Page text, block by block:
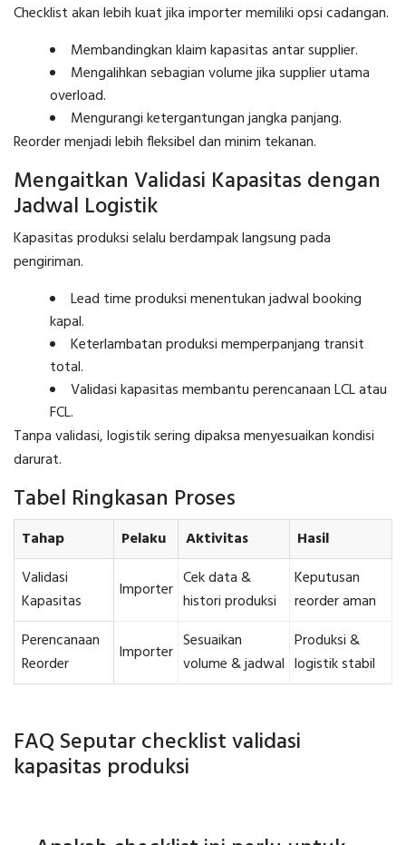
Checklist akan lebih kuat jika importer memiliki opsi cadangan.
Membandingkan klaim kapasitas antar supplier.
Mengalihkan sebagian volume jika supplier utama
overload.
Mengurangi ketergantungan jangka panjang.
Reorder menjadi lebih fleksibel dan minim tekanan.
Mengaitkan Validasi Kapasitas dengan
Jadwal Logistik
Kapasitas produksi selalu berdampak langsung pada
pengiriman.
Lead time produksi menentukan jadwal booking
kapal.
Keterlambatan produksi memperpanjang transit
total.
Validasi kapasitas membantu perencanaan LCL atau
FCL.
Tanpa validasi, logistik sering dipaksa menyesuaikan kondisi
darurat.
Tabel Ringkasan Proses
Tahap Pelaku Aktivitas
Hasil
Validasi
Kapasitas
Importer Cek data &
histori produksi
Keputusan
reorder aman
Perencanaan
Reorder
Importer Sesuaikan
volume & jadwal
Produksi &
logistik stabil
FAQ Seputar checklist validasi
kapasitas produksi